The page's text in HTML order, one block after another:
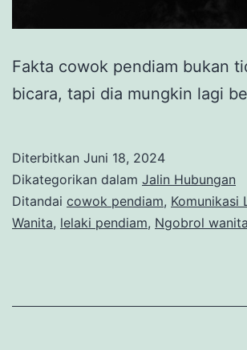
Fakta cowok pendiam bukan
bicara, tapi dia mungkin lagi
Diterbitkan Juni 18, 2024
Dikategorikan dalam Jalin Hubungan
Ditandai cowok pendiam, Komunikasi
Wanita, lelaki pendiam, Ngobrol wanita